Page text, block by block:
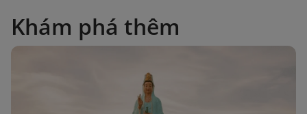
Khám phá thêm